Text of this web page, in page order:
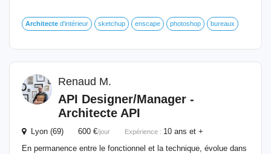
Architecte d'intérieur sketchup enscape photoshop bureaux
Renaud M.
API Designer/Manager -
Architecte API
Lyon (69) 600 €/jour Expérience : 10 ans et +
En permanence entre le fonctionnel et la technique, évolue dans